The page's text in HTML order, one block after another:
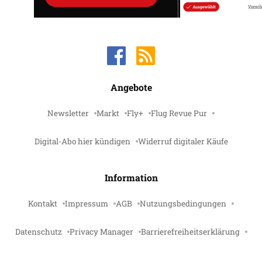
Angebote
Newsletter Markt Fly+ Flug Revue Pur
Digital-Abo hier kündigen Widerruf digitaler Käufe
Information
Kontakt Impressum AGB Nutzungsbedingungen
Datenschutz Privacy Manager Barrierefreiheitserklärung